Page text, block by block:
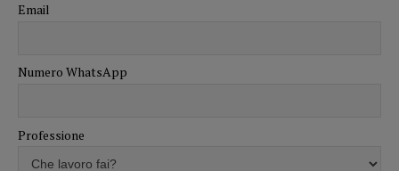
Email
Numero WhatsApp
Professione